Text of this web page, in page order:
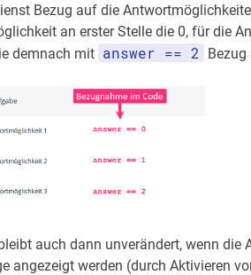
Bezug auf die
an erster Stelle die 0, für die
demnach mit answer == 2
auch dann unverändert, wenn
angezeigt werden (durch Aktivieren